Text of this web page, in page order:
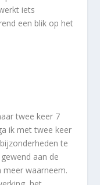
iets
een blik op het
twee keer 7
ik met twee keer
te
aan de
meer waarneem.